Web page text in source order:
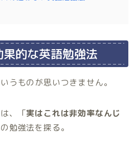
的な英語勉強法
いうものが思いつきません。
、「実はこれは非効率なんじ
勉強法を探る。